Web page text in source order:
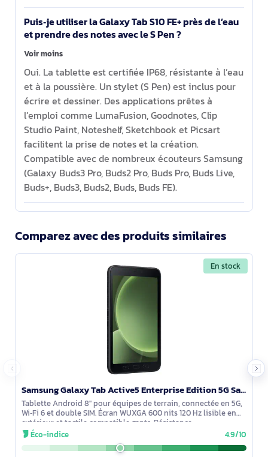
Puis‑je utiliser la Galaxy Tab S10 FE+ près de l’eau
et prendre des notes avec le S Pen ?
Voir moins
Oui. La tablette est certifiée IP68, résistante à l’eau
et à la poussière. Un stylet (S Pen) est inclus pour
écrire et dessiner. Des applications prêtes à
l’emploi comme LumaFusion, Goodnotes, Clip
Studio Paint, Noteshelf, Sketchbook et Picsart
facilitent la prise de notes et la création.
Compatible avec de nombreux écouteurs Samsung
(Galaxy Buds3 Pro, Buds2 Pro, Buds Pro, Buds Live,
Buds+, Buds3, Buds2, Buds, Buds FE).
Comparez avec des produits similaires
En stock
Samsung Galaxy Tab Active5 Enterprise Edition 5G Samsung Exynos LTE-TDD & LTE-FDD 128 Go 20,3 cm (8" - SM-X306BZGAEEB
Tablette Android 8'' pour équipes de terrain, connectée en 5G,
Wi‑Fi 6 et double SIM. Écran WUXGA 600 nits 120 Hz lisible en
extérieur et tactile compatible gants. Résistance
IP68/MIL‑STD‑810H.
Éco-indice 4.9/10